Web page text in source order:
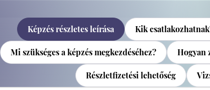
Képzés részletes leírása Kik
Mi szükséges a képzés megkezdéséhez? Hogyan
Részletfizetési lehetőség